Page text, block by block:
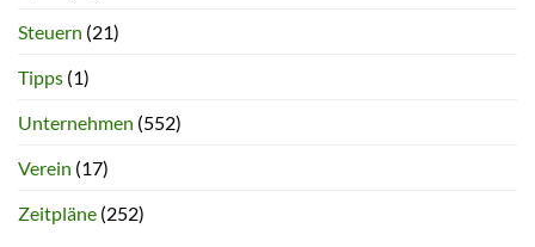
Steuern (21)
Tipps (1)
Unternehmen (552)
Verein (17)
Zeitpläne (252)